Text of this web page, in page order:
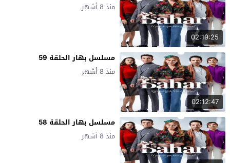
02:19:25
منذ 8 أشهر
02:12:47
مسلسل بهار الحلقة 59
منذ 8 أشهر
مسلسل بهار الحلقة 58
منذ 8 أشهر